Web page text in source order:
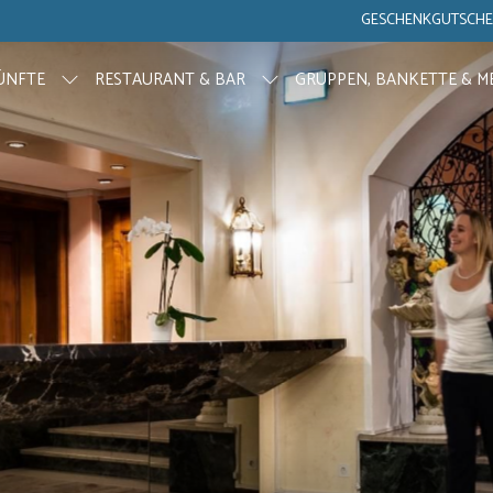
RESTAURANT & BAR GRUPPEN, BANKETTE &